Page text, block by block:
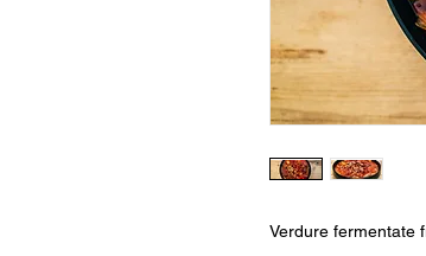
Verdure fermentate